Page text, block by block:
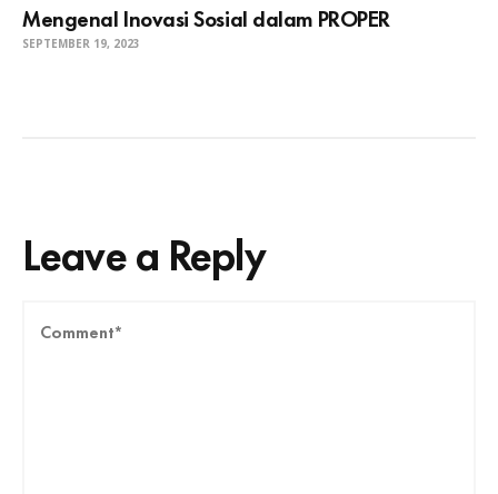
Mengenal Inovasi Sosial dalam PROPER
SEPTEMBER 19, 2023
Leave a Reply